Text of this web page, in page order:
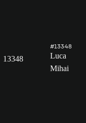
13348
#13348
Luca
Mihai